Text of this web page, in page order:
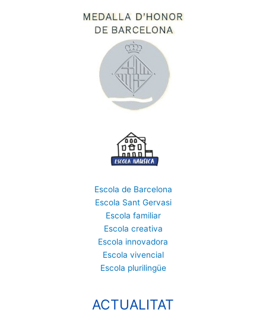
Escola de Barcelona
Escola Sant Gervasi
Escola familiar
Escola creativa
Escola innovadora
Escola vivencial
Escola plurilingüe
ACTUALITAT